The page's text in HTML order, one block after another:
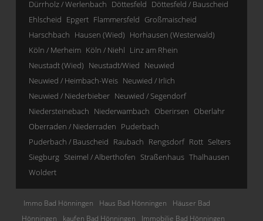
Dürrholz / Werlenbach Döttesfeld Döttesfeld / Bauscheid
Ehlscheid Epgert Flammersfeld Großmaischeid
Harschbach Hausen (Wied) Horhausen (Westerwald)
Köln / Merheim Köln / Niehl Linz am Rhein
Neustadt (Wied) Neustadt/Wied Neuwied
Neuwied / Heimbach-Weis Neuwied / Irlich
Neuwied / Niederbieber Neuwied / Segendorf
Niedersteinebach Niederwambach Oberirsen Oberlahr
Oberraden / Niederraden Puderbach
Puderbach / Bauscheid Raubach Rengsdorf Rott Selters
Siegburg Steimel / Alberthofen Straßenhaus Thalhausen
Woldert
Immo Bad Hönningen Haus Bad Hönningen
Häuser Bad
Hönningen
kaufen Bad Hönningen
Immobilie Bad Hönningen